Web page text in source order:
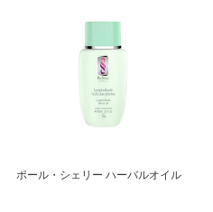
ポール・シェリー ハーバルオイル